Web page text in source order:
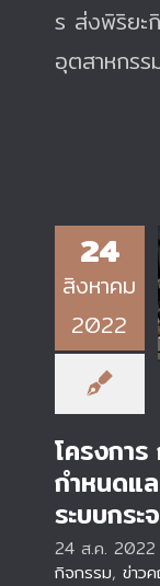
ร ส่งพิริยะ
อุตสาหกรร
24
สิงหาคม
2022
โครงกา
กำหนดแ
ระบบกระ
24 ส.ค. 2022
กิจกรรม, ข่าว